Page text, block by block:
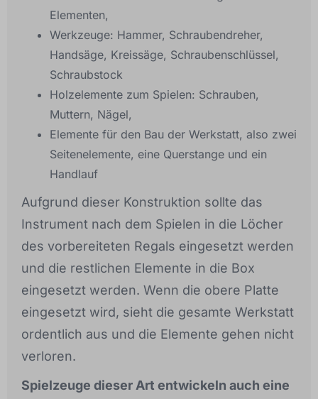
Elementen,
Werkzeuge: Hammer, Schraubendreher,
Handsäge, Kreissäge, Schraubenschlüssel,
Schraubstock
Holzelemente zum Spielen: Schrauben,
Muttern, Nägel,
Elemente für den Bau der Werkstatt, also zwei
Seitenelemente, eine Querstange und ein
Handlauf
Aufgrund dieser Konstruktion sollte das
Instrument nach dem Spielen in die Löcher
des vorbereiteten Regals eingesetzt werden
und die restlichen Elemente in die Box
eingesetzt werden. Wenn die obere Platte
eingesetzt wird, sieht die gesamte Werkstatt
ordentlich aus und die Elemente gehen nicht
verloren.
Spielzeuge dieser Art entwickeln auch eine